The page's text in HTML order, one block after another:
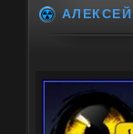
АЛЕКСЕЙ